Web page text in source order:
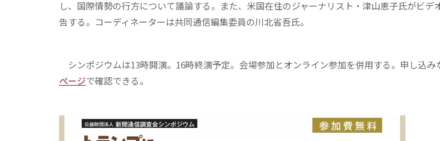
し、国際情勢の行方について議論する。また、米国在住のジャーナリスト・津山恵子氏がビデ
告する。コーディネーターは共同通信編集委員の川北省吾氏。
シンポジウムは13時開演。16時終演予定。会場参加とオンライン参加を併用する。申し込み
ページで確認できる。